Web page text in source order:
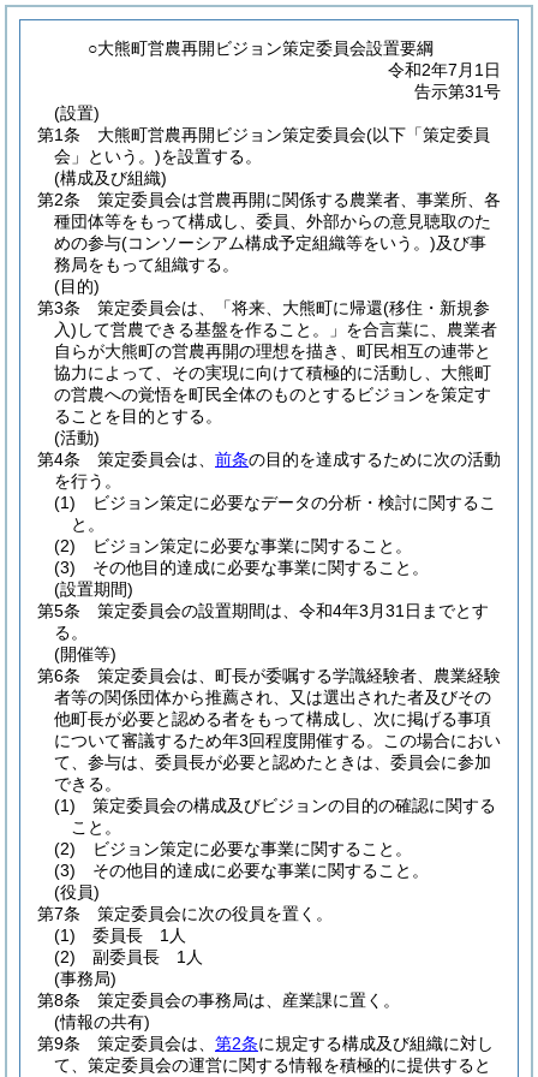
○大熊町営農再開ビジョン策定委員会設置要綱
令和2年7月1日
告示第31号
(設置)
第1条
大熊町営農再開ビジョン策定委員会(以下「策定委員
会」という。)を設置する。
(構成及び組織)
第2条
策定委員会は営農再開に関係する農業者、事業所、各
種団体等をもって構成し、委員、外部からの意見聴取のた
めの参与(コンソーシアム構成予定組織等をいう。)及び事
務局をもって組織する。
(目的)
第3条
策定委員会は、「将来、大熊町に帰還(移住・新規参
入) して営農できる基盤を作ること。」を合言葉に、農業者
自らが大熊町の営農再開の理想を描き、町民相互の連帯と
協力によって、その実現に向けて積極的に活動し、大熊町
の営農への覚悟を町民全体のものとするビジョンを策定す
ることを目的とする。
(活動)
第4条
策定委員会は、 前条の目的を達成するために次の活動
を行う。
(1)
ビジョン策定に必要なデータの分析・検討に関するこ
と。
(2)
ビジョン策定に必要な事業に関すること。
(3)
その他目的達成に必要な事業に関すること。
(設置期間)
第5条
策定委員会の設置期間は、令和4年3月31日までとす
る。
(開催等)
第6条
策定委員会は、町長が委嘱する学識経験者、農業経験
者等の関係団体から推薦され、又は選出された者及びその
他町長が必要と認める者をもって構成し、次に掲げる事項
について審議するため年3回程度開催する。
この場合におい
て、参与は、委員長が必要と認めたときは、委員会に参加
できる。
(1)
策定委員会の構成及びビジョンの目的の確認に関する
こと。
(2)
ビジョン策定に必要な事業に関すること。
(3)
その他目的達成に必要な事業に関すること。
(役員)
第7条
策定委員会に次の役員を置く。
(1)
委員長 1人
(2)
副委員長 1人
(事務局)
第8条
策定委員会の事務局は、産業課に置く。
(情報の共有)
第9条
策定委員会は、 第2条に規定する構成及び組織に対し
て、策定委員会の運営に関する情報を積極的に提供すると